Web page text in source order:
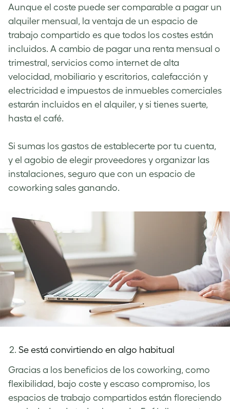
Aunque el coste puede ser comparable a pagar un
alquiler mensual, la ventaja de un espacio de
trabajo compartido es que todos los costes están
incluidos. A cambio de pagar una renta mensual o
trimestral, servicios como internet de alta
velocidad, mobiliario y escritorios, calefacción y
electricidad e impuestos de inmuebles comerciales
estarán incluidos en el alquiler, y si tienes suerte,
hasta el café.
Si sumas los gastos de establecerte por tu cuenta,
y el agobio de elegir proveedores y organizar las
instalaciones, seguro que con un espacio de
coworking sales ganando.
Se está convirtiendo en algo habitual
Gracias a los beneficios de los coworking, como
flexibilidad, bajo coste y escaso compromiso, los
espacios de trabajo compartidos están floreciendo